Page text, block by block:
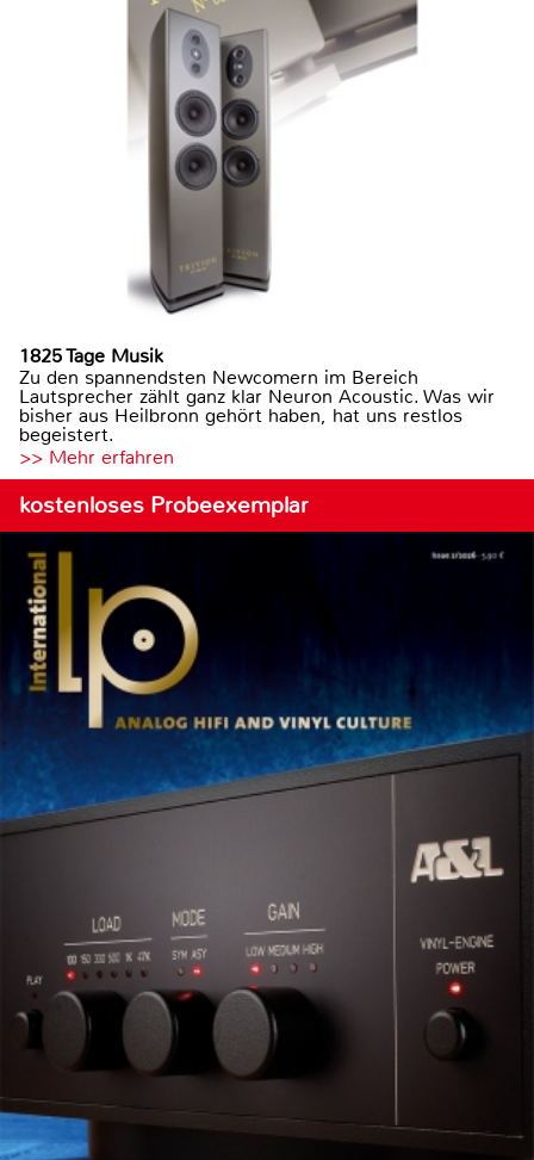
1825 Tage Musik
Zu den spannendsten Newcomern im Bereich
Lautsprecher zählt ganz klar Neuron Acoustic. Was wir
bisher aus Heilbronn gehört haben, hat uns restlos
begeistert.
>> Mehr erfahren
kostenloses Probeexemplar